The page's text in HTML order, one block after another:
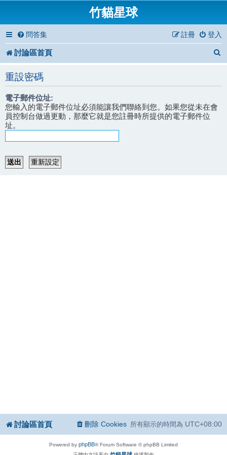
竹貓星球
問答集 登入
註冊
討論區首頁
重設密碼
電子郵件位址:
您輸入的電子郵件位址必須能讓我們聯絡到您。如果您從未在會
員控制台做過更動，那麼它就是您註冊時所提供的電子郵件位
址。
討論區首頁 所有顯示的時間為 UTC+08:00
刪除 Cookies
Powered by phpBB® Forum Software © phpBB Limited